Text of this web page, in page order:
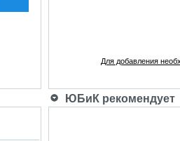
Для добавления
ЮБиК рекомендует